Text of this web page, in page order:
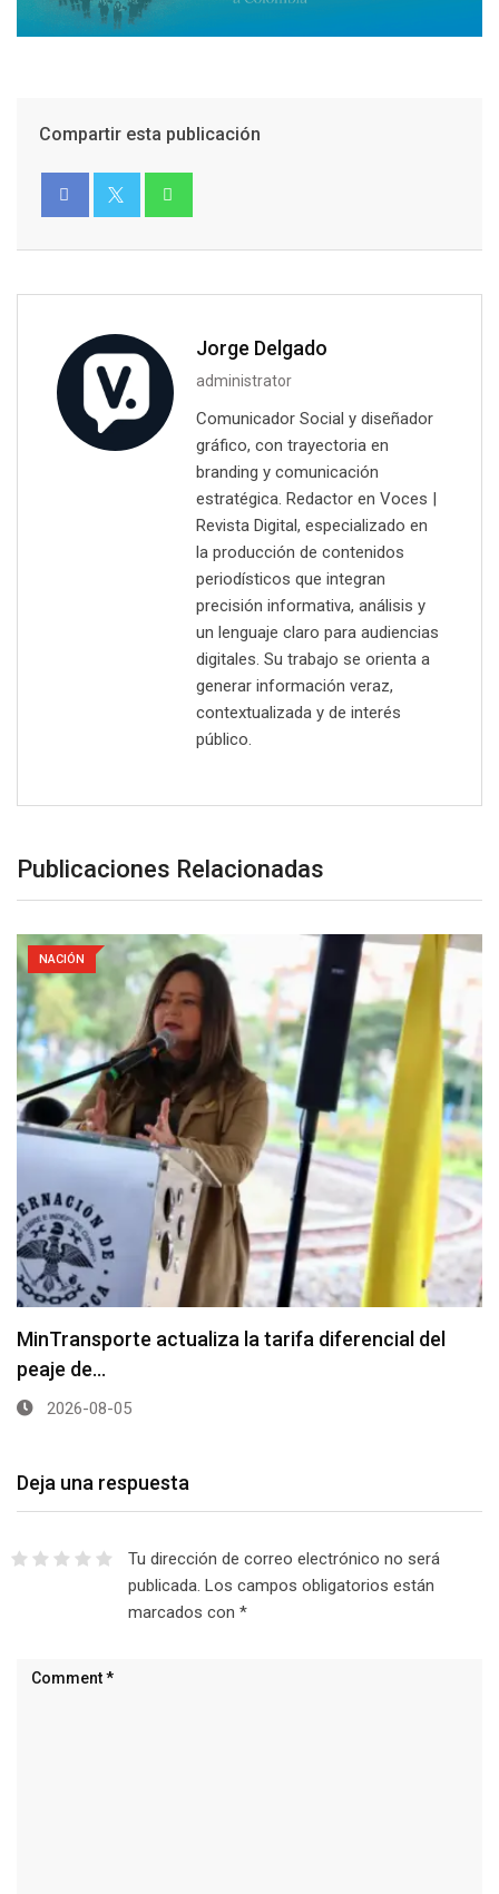
Compartir esta publicación
Jorge Delgado
administrator
Comunicador Social y diseñador
gráfico, con trayectoria en
branding y comunicación
estratégica. Redactor en Voces |
Revista Digital, especializado en
la producción de contenidos
periodísticos que integran
precisión informativa, análisis y
un lenguaje claro para audiencias
digitales. Su trabajo se orienta a
generar información veraz,
contextualizada y de interés
público.
Publicaciones Relacionadas
NACIÓN
MinTransporte actualiza la tarifa diferencial del
peaje de…
2026-08-05
Deja una respuesta
Tu dirección de correo electrónico no será
publicada. Los campos obligatorios están
marcados con *